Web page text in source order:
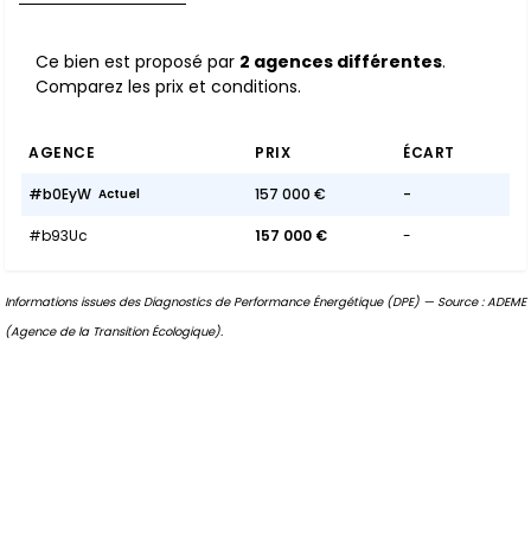
Ce bien est proposé par 2 agences différentes.
Comparez les prix et conditions.
AGENCE PRIX ÉCART
#b0EyW Actuel 157 000 € -
#b93Uc 157 000 € -
Informations issues des Diagnostics de Performance Énergétique (DPE) — Source : ADEME
(Agence de la Transition Écologique).